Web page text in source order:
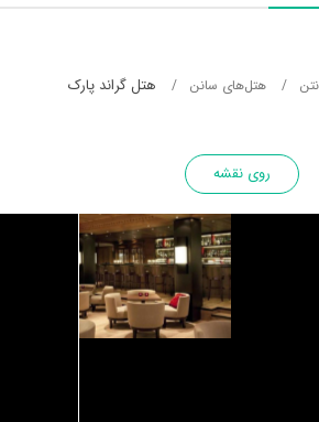
هتل‌های سانن هتل گراند پارک
روی نقشه